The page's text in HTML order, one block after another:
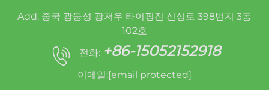
Add: 중국 광둥성 광저우 타이핑진 신싱로 398번지 3동
102호
전화: +86-15052152918
이메일:[email protected]